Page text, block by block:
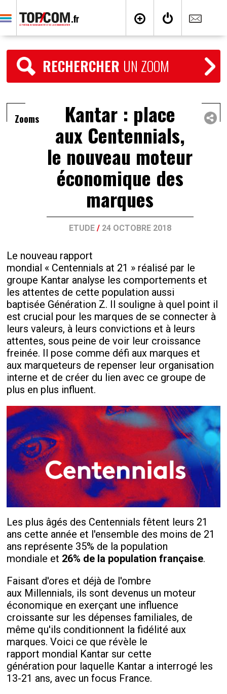
RECHERCHER UN ZOOM
Zooms Kantar : place
aux Centennials,
le nouveau moteur
économique des
marques
ETUDE/ 24 OCTOBRE 2018
Le nouveau rapport
mondial « Centennials at 21 » réalisé par le
groupe Kantar analyse les comportements et
les attentes de cette population aussi
baptisée Génération Z. Il souligne à quel point il
est crucial pour les marques de se connecter à
leurs valeurs, à leurs convictions et à leurs
attentes, sous peine de voir leur croissance
freinée. Il pose comme défi aux marques et
aux marqueteurs de repenser leur organisation
interne et de créer du lien avec ce groupe de
plus en plus influent.
Les plus âgés des Centennials fêtent leurs 21
ans cette année et l'ensemble des moins de 21
ans représente 35% de la population
mondiale et 26% de la population française.
Faisant d'ores et déjà de l'ombre
aux Millennials, ils sont devenus un moteur
économique en exerçant une influence
croissante sur les dépenses familiales, de
même qu'ils conditionnent la fidélité aux
marques. Voici ce que révèle le
rapport mondial Kantar sur cette
génération pour laquelle Kantar a interrogé les
13-21 ans, avec un focus France.